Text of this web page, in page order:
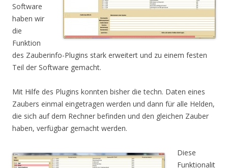
Software
haben wir
die
Funktion
des Zauberinfo-Plugins stark erweitert und zu einem festen
Teil der Software gemacht.
Mit Hilfe des Plugins konnten bisher die techn. Daten eines
Zaubers einmal eingetragen werden und dann für alle Helden,
die sich auf dem Rechner befinden und den gleichen Zauber
haben, verfügbar gemacht werden.
Diese
Funktionalit